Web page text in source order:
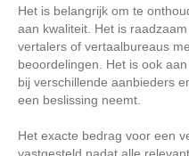
Het is belangrijk om te
aan kwaliteit. Het is
vertalers of vertaalbureaus
beoordelingen. Het is ook
bij verschillende aanbieders
een beslissing neemt.
Het exacte bedrag voor een